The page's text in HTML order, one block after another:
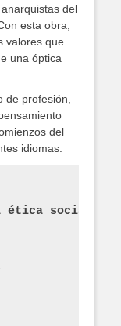
anarquistas del
esta obra,
valores que
una óptica
de profesión,
del
idiomas.
ética social